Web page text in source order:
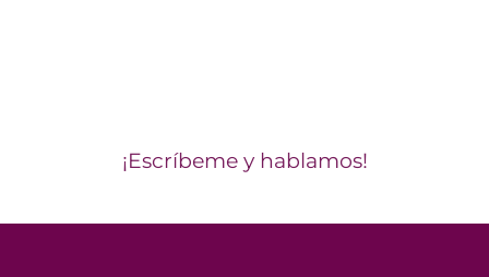
¡Escríbeme y hablamos!